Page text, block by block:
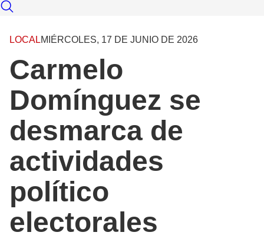
LOCALMIÉRCOLES, 17 DE JUNIO DE 2026
Carmelo
Domínguez se
desmarca de
actividades
político
electorales